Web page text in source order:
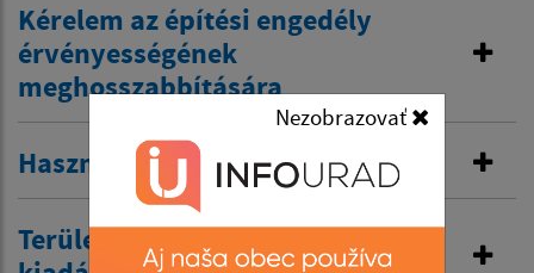
Nezobrazovať
Kérelem az építési engedély
érvényességének
meghosszabbítására
Használatbevételi engedély
Területrendezési határozat